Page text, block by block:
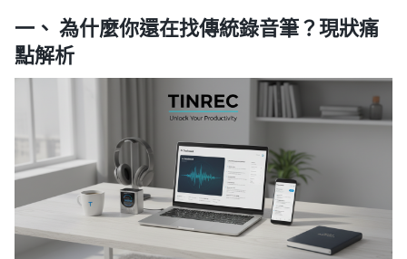
一、 為什麼你還在找傳統錄音筆？現狀痛
點解析